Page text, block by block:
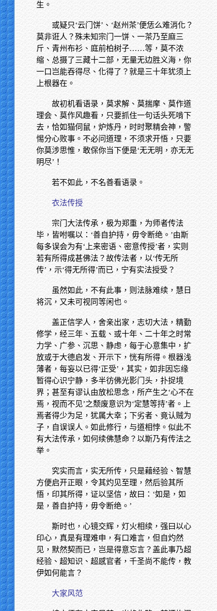
生。
或疑只‘云门饼’、‘赵州茶’便恁么难消化？
莫非诳人？殊未知宗门一饼、一茶乃至麻三
斤、青州布衫、庭前柏树子……等，莫不浓
缩、总摄了三藏十二部，无量无边胜义海，你
一口岂能吞得尽、化得了？就是三十年犹须上
上根器在。
故初机看语录，莫求解、莫揣摩、莫作道
理会、莫作风趣看，只要抓住一句话头死啃下
去，恰如猫伺鼠，炉炼丹，时时聚精会神，警
惕分心败事。不必问道理，不须求开悟，只要
你莫涉思惟，敢保你当下便是‘无无明，亦无无
明尽’！
若不如此，不名善看语录。
衣法传授
宗门大法传承，极为郑重，为师者传法
毕，皆咐嘱以：‘善自护持，毋令断绝。’由斯
每多误会为有‘上来密语、密意传授’者，实则
若有所得成甚佛法？故传法者，以‘传无所
传’，示‘得无所得’而已，宁有实法授受？
虽然如此，不有此事，则法脉难续，慧日
将沉，又未可视同等闲也。
盖正信学人，舍亲出家，志切大法，精勤
修学，经三年、五载、或十年、二十年之时常
力学、广参、沉思、静虑，每于心意集中，扩
放或于大德启发、开示下，恍有所得。根器浅
薄者，每妄以已得‘正受’，其实，如非因忘缘
暂得心识宁静，多半彷佛光影门头，扑捉境
界；甚至有谬认由放松思念，所产生之‘心不在
焉，视而不见’之颓废意识为‘定慧等持’者。上
焉者得少为足，犹属大幸；下劣者、竟认贼为
子，自误误人。如此修行，与道相悖。似此不
有大法传承，如何续佛慧命？以斯乃有传法之
举。
究实而言，实无所传，只是藉经验、智慧
方便启开正眼，令其灼见至理，然后验其所
悟，印其所得，证以坚信，故曰：‘如是，如
是，善自护持，毋令断绝。’
斯时也，心镜交辉，灯火相续，强曰以心
印心，真是有理难申，有口难言，但自灼然
见，默然契而已，岂是得意忘言？盖此事乃超
经验、超知识、超感官者，千圣尚不能传，教
伊如何能言？
大家风范